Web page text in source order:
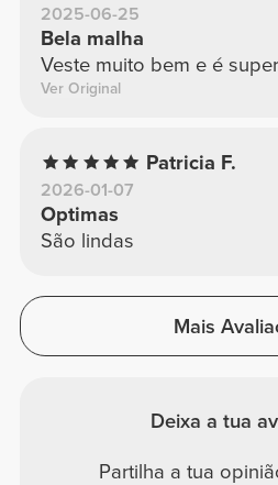
2025-06-25
Bela malha
Veste muito bem e é
Ver Original
Patricia F.
2026-01-07
Optimas
São lindas
Mais
Deixa a tua
Partilha a tua